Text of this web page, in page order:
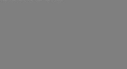
de la première
organisée du 18 au 20